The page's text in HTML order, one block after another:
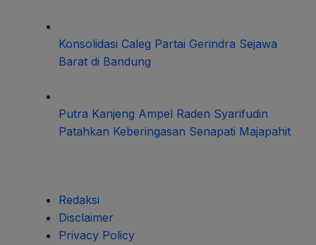
Konsolidasi Caleg Partai Gerindra Sejawa
Barat di Bandung
Putra Kanjeng Ampel Raden Syarifudin
Patahkan Keberingasan Senapati Majapahit
Redaksi
Disclaimer
Privacy Policy